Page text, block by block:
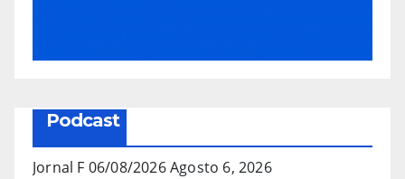
Podcast
Jornal F 06/08/2026Agosto 6, 2026